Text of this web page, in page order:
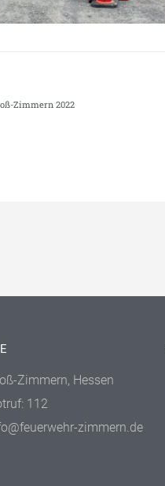
Zimmern 2022
Zimmern, Hessen
112
zimmern.de